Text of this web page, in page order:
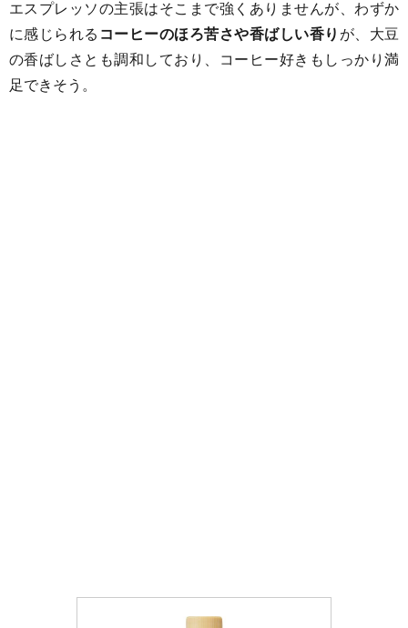
エスプレッソの主張はそこまで強くありませんが、わずか
に感じられる コーヒーのほろ苦さや香ばしい香り が、大豆
の香ばしさとも調和しており、コーヒー好きもしっかり満
足できそう。